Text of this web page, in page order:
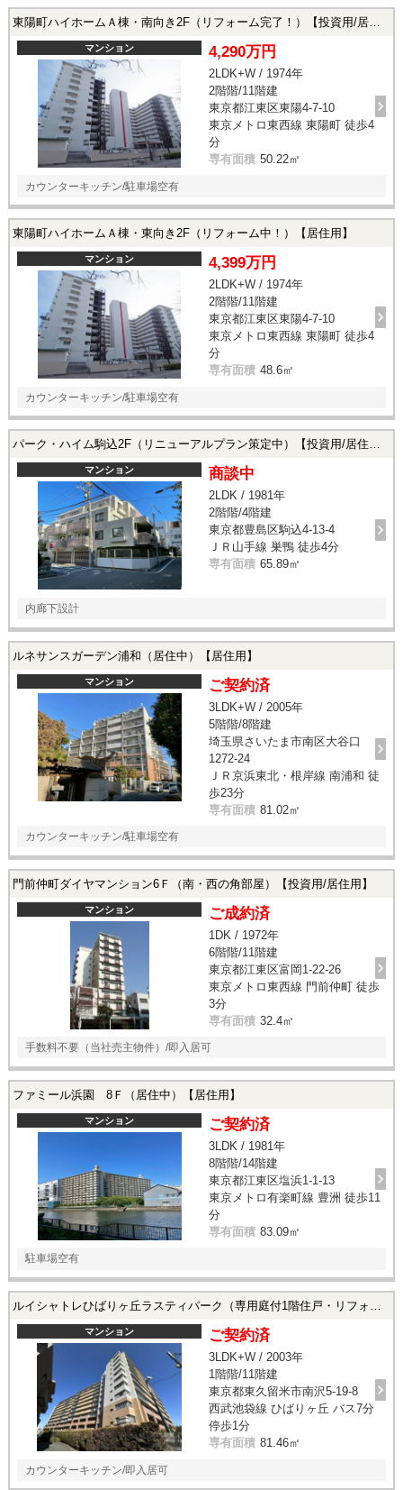
東陽町ハイホームＡ棟・南向き2F（リフォーム完了！）【投資用/居住用】
マンション 4,290万円
2LDK+W / 1974年
2階階/11階建
東京都江東区東陽4-7-10
東京メトロ東西線 東陽町 徒歩4
分
専有面積 50.22㎡
カウンターキッチン/駐車場空有
東陽町ハイホームＡ棟・東向き2F（リフォーム中！）【居住用】
マンション 4,399万円
2LDK+W / 1974年
2階階/11階建
東京都江東区東陽4-7-10
東京メトロ東西線 東陽町 徒歩4
分
専有面積 48.6㎡
カウンターキッチン/駐車場空有
パーク・ハイム駒込2F（リニューアルプラン策定中）【投資用/居住用】
マンション 商談中
2LDK / 1981年
2階階/4階建
東京都豊島区駒込4-13-4
ＪＲ山手線 巣鴨 徒歩4分
専有面積 65.89㎡
内廊下設計
ルネサンスガーデン浦和（居住中）【居住用】
マンション ご契約済
3LDK+W / 2005年
5階階/8階建
埼玉県さいたま市南区大谷口
1272-24
ＪＲ京浜東北・根岸線 南浦和 徒
歩23分
専有面積 81.02㎡
カウンターキッチン/駐車場空有
門前仲町ダイヤマンション6Ｆ（南・西の角部屋）【投資用/居住用】
マンション ご成約済
1DK / 1972年
6階階/11階建
東京都江東区富岡1-22-26
東京メトロ東西線 門前仲町 徒歩
3分
専有面積 32.4㎡
手数料不要（当社売主物件）/即入居可
ファミール浜園 8Ｆ（居住中）【居住用】
マンション ご契約済
3LDK / 1981年
8階階/14階建
東京都江東区塩浜1-1-13
東京メトロ有楽町線 豊洲 徒歩11
分
専有面積 83.09㎡
駐車場空有
ルイシャトレひばりヶ丘ラスティパーク（専用庭付1階住戸・リフォーム済）【居住用】
マンション ご契約済
3LDK+W / 2003年
1階階/11階建
東京都東久留米市南沢5-19-8
西武池袋線 ひばりヶ丘 バス7分
停歩1分
専有面積 81.46㎡
カウンターキッチン/即入居可